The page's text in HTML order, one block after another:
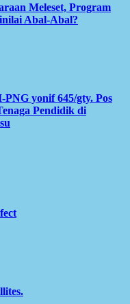
Meleset, Program
Abal-Abal?
PNG yonif 645/gty. Pos
Pendidik di